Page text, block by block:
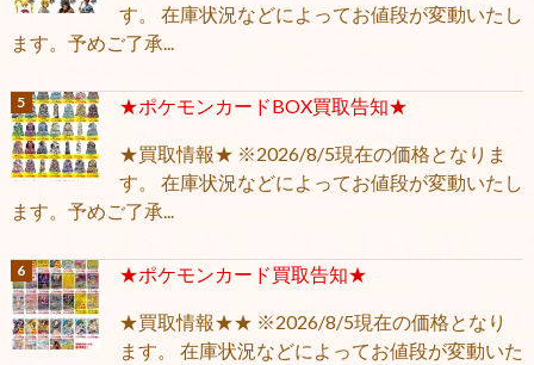
す。 在庫状況などによってお値段が変動いたし
ます。予めご了承...
★ポケモンカードBOX買取告知★
★買取情報★ ※2026/8/5現在の価格となりま
す。 在庫状況などによってお値段が変動いたし
ます。予めご了承...
★ポケモンカード買取告知★
★買取情報★★ ※2026/8/5現在の価格となり
ます。 在庫状況などによってお値段が変動いた